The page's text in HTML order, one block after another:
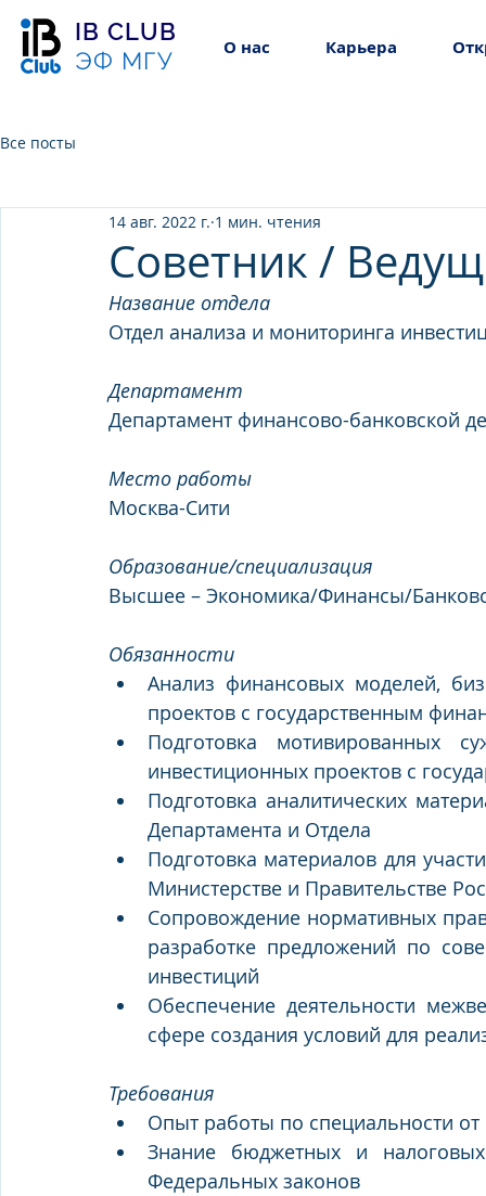
IB CLUB
ЭФ МГУ
О нас Карьера
Все посты
Советник /
14 авг. 2022 г. 1 мин. чтения
Название отдела
Отдел анализа и мониторинга
Департамент
Департамент финансово-банковской
Место работы
Москва-Сити
Образование/специализация
Высшее – Экономика/Финансы/
Обязанности
Анализ финансовых моделей,
проектов с государственным
Подготовка мотивированных
инвестиционных проектов с
Подготовка аналитических
Департамента и Отдела
Подготовка материалов для
Министерстве и Правительстве
Сопровождение нормативных
разработке предложений по
инвестиций
Обеспечение деятельности
сфере создания условий для
Требования
Опыт работы по специальности от
Знание бюджетных и
Федеральных законов